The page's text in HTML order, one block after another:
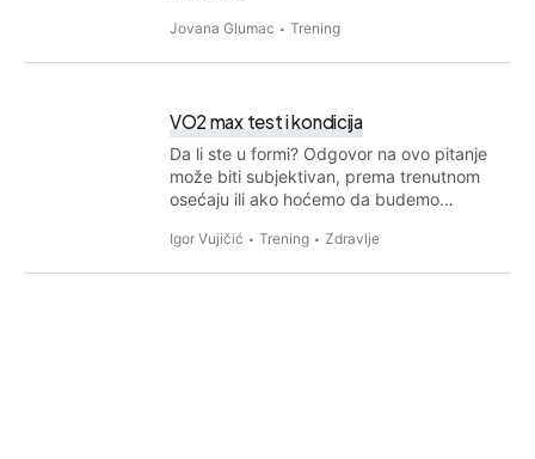
Jovana Glumac Trening
VO2 max test i kondicija
Da li ste u formi? Odgovor na ovo pitanje
može biti subjektivan, prema trenutnom
osećaju ili ako hoćemo da budemo…
Igor Vujičić Trening Zdravlje